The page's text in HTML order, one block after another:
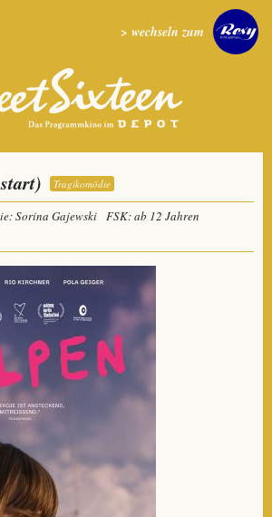
> wechseln zum
Tragikomödie
Sorina Gajewski FSK: ab 12 Jahren